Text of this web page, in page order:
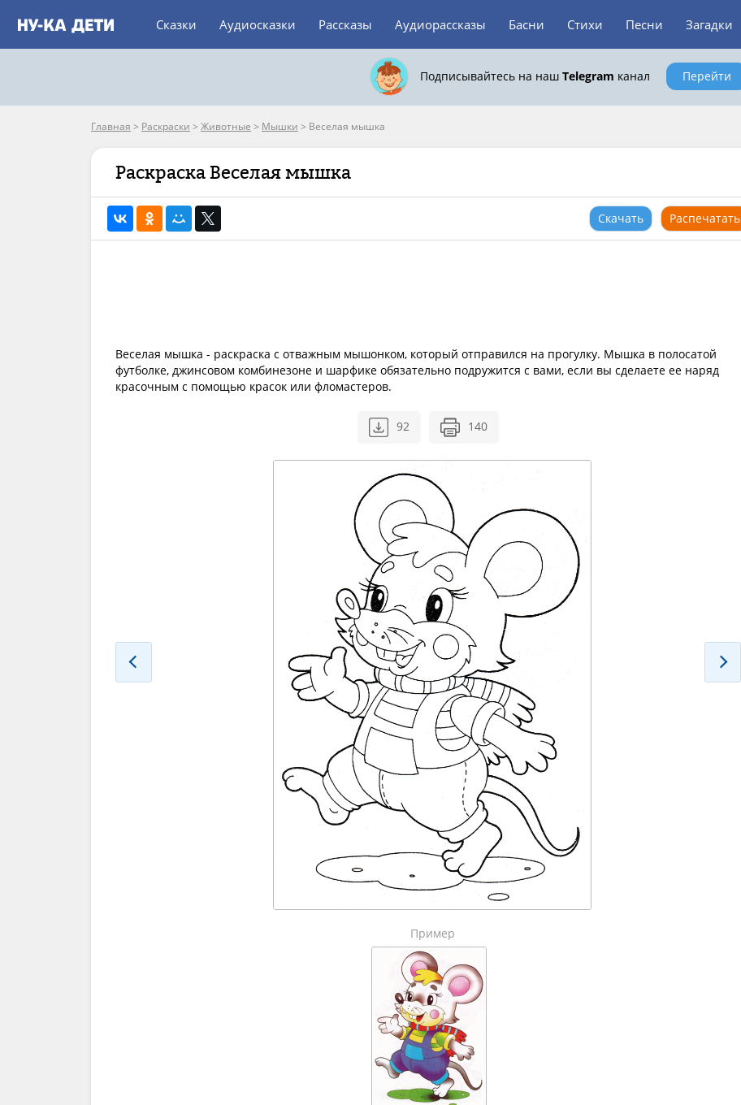
Сказки Аудиосказки Рассказы Аудиорассказы Басни Стихи Песни Загадки
Подписывайтесь на наш Telegram канал Перейти
Главная > Раскраски > Животные > Мышки > Веселая мышка
Раскраска Веселая мышка
Скачать Распечатать
Веселая мышка - раскраска с отважным мышонком, который отправился на прогулку. Мышка в полосатой
футболке, джинсовом комбинезоне и шарфике обязательно подружится с вами, если вы сделаете ее наряд
красочным с помощью красок или фломастеров.
92 140
Пример